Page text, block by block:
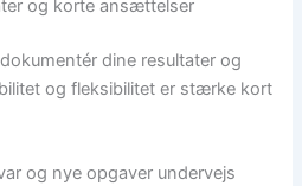
og korte ansættelser
dine resultater og
og fleksibilitet er stærke kort
og nye opgaver undervejs